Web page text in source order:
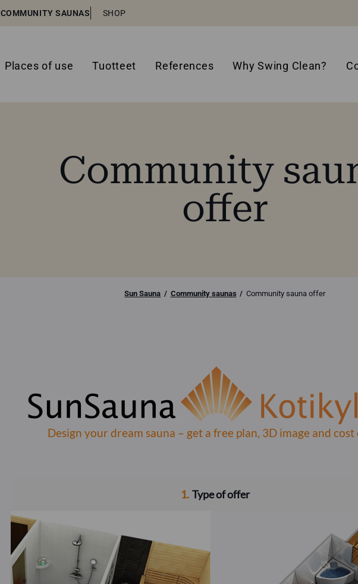
COMMUNITY SAUNAS SHOP
Places of use Tuotteet References Why Swing Clean?
Community
offer
Sun Sauna Community saunas Community sauna offer
Design your dream sauna – get a free plan, 3D image and cost
1. Type of offer